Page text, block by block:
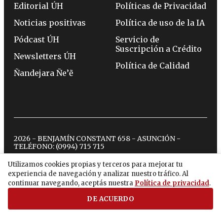
Utilizamos cookies propias y terceros para mejorar tu
experiencia de navegación y analizar nuestro tráfico. Al
continuar navegando, aceptás nuestra Política de privacidad.
DE ACUERDO
Editorial ÚH
Noticias positivas
Pódcast ÚH
Newsletters ÚH
Ñandejara Ñe’ẽ
Políticas de Privacidad
Política de uso de la IA
Servicio de
Suscripción a Crédito
Política de Calidad
2026 - BENJAMÍN CONSTANT 658 - ASUNCIÓN -
TELÉFONO: (0994) 715 715
twitterinstagram
facebook
tiktokyoutubespotify